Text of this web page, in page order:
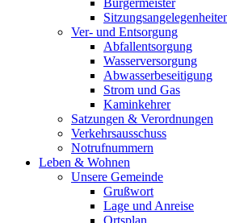
Bürgermeister
Ver- und Entsorgung
Abfallentsorgung
Wasserversorgung
Abwasserbeseitigung
Strom und Gas
Kaminkehrer
Satzungen & Verordnungen
Verkehrsausschuss
Notrufnummern
Leben & Wohnen
Unsere Gemeinde
Grußwort
Lage und Anreise
Ortsplan